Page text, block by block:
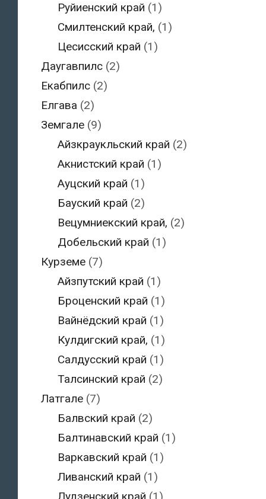
Руйиенский край (1)
Смилтенский край, (1)
Цесисский край (1)
Даугавпилс(2)
Екабпилс(2)
Елгава (2)
Земгале(9)
Айзкраукльский край (2)
Акнистский край (1)
Ауцский край (1)
Бауский край (2)
Вецумниекский край, (2)
Добельский край (1)
Курземе(7)
Айзпутский край (1)
Броценский край (1)
Вайнёдский край (1)
Кулдигский край, (1)
Салдусский край (1)
Талсинский край (2)
Латгале(7)
Балвский край (2)
Балтинавский край (1)
Варкавский край (1)
Ливанский край (1)